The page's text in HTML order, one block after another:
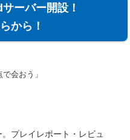
ーバー開設！
から！
で会おう」
プレイレポート・レビュ